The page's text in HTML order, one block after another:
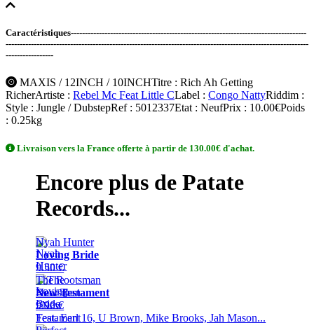
Caractéristiques------------------------------------------------------------------------------------
------------------------------------------------------------------------------------------------------------
-----------------
MAXIS / 12INCH / 10INCHTitre : Rich Ah Getting
RicherArtiste : Rebel Mc Feat Little CLabel : Congo NattyRiddim :
Style : Jungle / DubstepRef: 5012337Etat: NeufPrix : 10.00€Poids
: 0.25kg
Livraison vers la France offerte à partir de 130.00€ d'achat.
Encore plus de Patate
Records...
Nyah Hunter
Loving Bride
9.50 €
The Rootsman
New Testament
9.90 €
Feat. Earl 16, U Brown, Mike Brooks, Jah Mason...